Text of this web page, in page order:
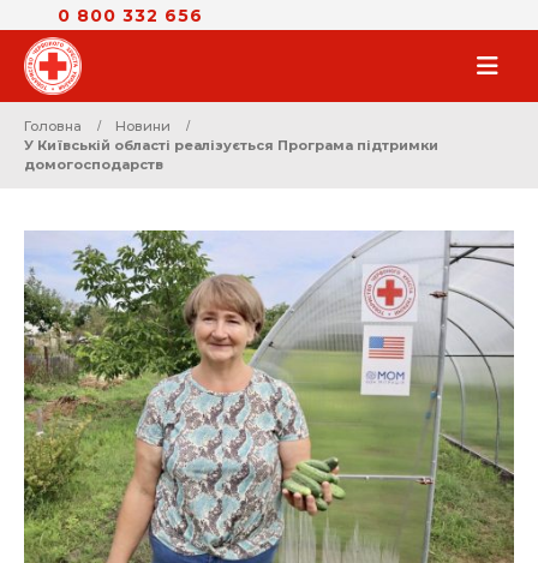
0 800 332 656
Головна
Новини
У Київській області реалізується Програма підтримки
домогосподарств